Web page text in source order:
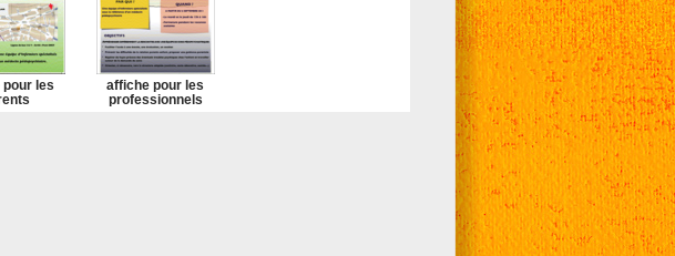
les
affiche pour les
professionnels